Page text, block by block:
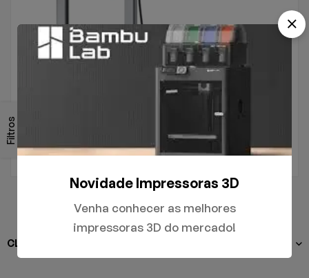
Filtros
CLIENTES
Novidade Impressoras 3D
Venha conhecer as melhores
impressoras 3D do mercado!